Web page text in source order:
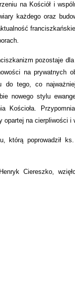
na Kościół i
każdego oraz
pozostaje dla
na prywatnych
do tego, co
nowego stylu
Kościoła.
na cierpliwości i
którą poprowadził
Ciereszko,